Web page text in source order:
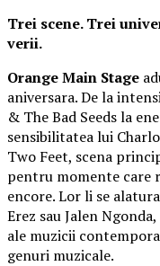
Trei scene. Trei
verii.
Orange Main Stage
aniversara. De la
& The Bad Seeds la
sensibilitatea lui
Two Feet, scena
pentru momente care
encore. Lor li se
Erez sau Jalen
ale muzicii
genuri muzicale.